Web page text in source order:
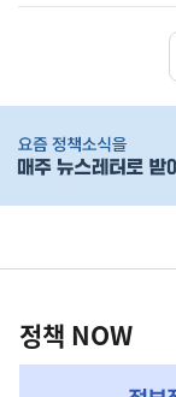
단
배
영
책
NOW,
정책 NOW